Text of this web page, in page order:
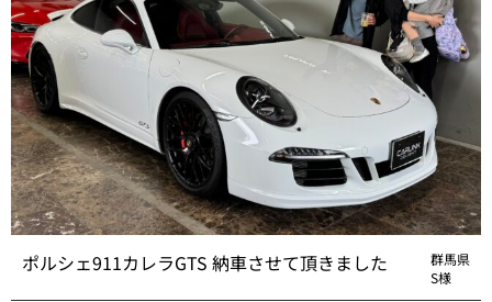
ポルシェ911カレラGTS 納車させて頂きました
群馬県
S様